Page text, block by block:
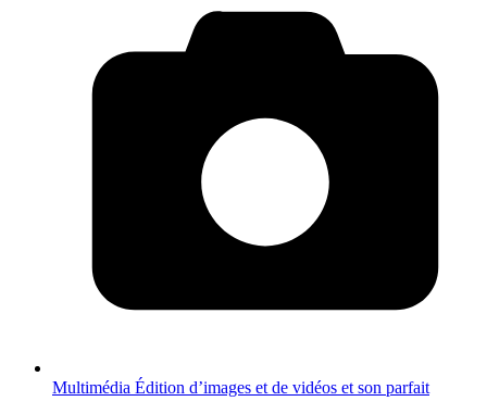
Multimédia Édition d’images et de vidéos et son parfait